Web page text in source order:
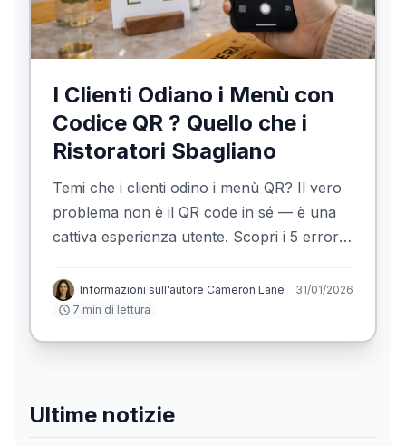
I Clienti Odiano i Menù con
Codice QR ? Quello che i
Ristoratori Sbagliano
Temi che i clienti odino i menù QR? Il vero
problema non è il QR code in sé — è una
cattiva esperienza utente. Scopri i 5 errori
Informazioni sull'autore Cameron Lane
31/01/2026
7 min di lettura
Ultime notizie